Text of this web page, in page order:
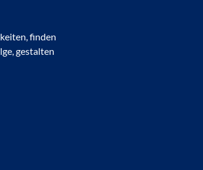
finden
gestalten